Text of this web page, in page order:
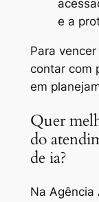
e a
Para
contar com
em
Quer
do
de ia?
Na Agência